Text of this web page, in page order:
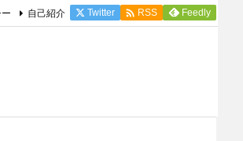
自己紹介 Twitter  RSS Feedly